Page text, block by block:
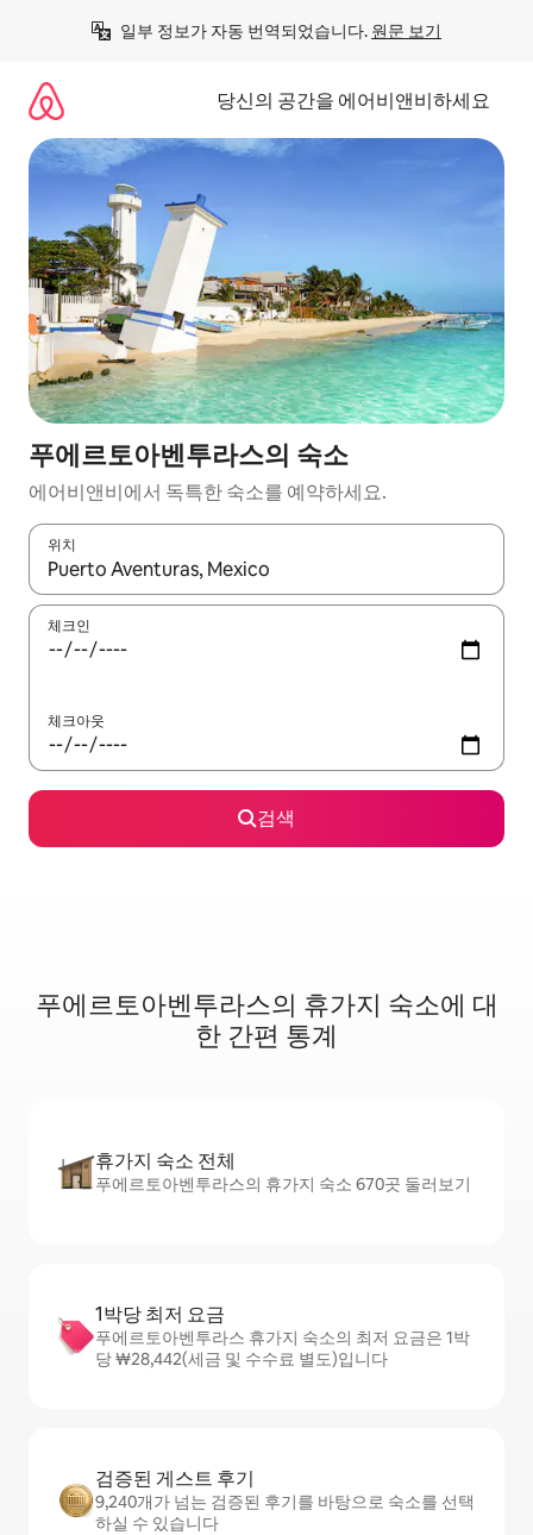
일부 정보가 자동 번역되었습니다. 원문 보기
당신의 공간을 에어비앤비하세요
푸에르토아벤투라스의 숙소
에어비앤비에서 독특한 숙소를 예약하세요.
위치
결과가 나오면 위·아래 화살표 키를 사용하거나 터치 또는 스와이
체크인
체크아웃
검색
푸에르토아벤투라스의 휴가지 숙소에 대
한 간편 통계
휴가지 숙소 전체
푸에르토아벤투라스의 휴가지 숙소 670곳 둘러보기
1박당 최저 요금
푸에르토아벤투라스 휴가지 숙소의 최저 요금은 1박
당 ₩28,442(세금 및 수수료 별도)입니다
검증된 게스트 후기
9,240개가 넘는 검증된 후기를 바탕으로 숙소를 선택
하실 수 있습니다